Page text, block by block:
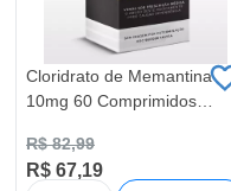
Cloridrato de Memantina
10mg 60 Comprimidos
R$ 82,99
R$ 67,19